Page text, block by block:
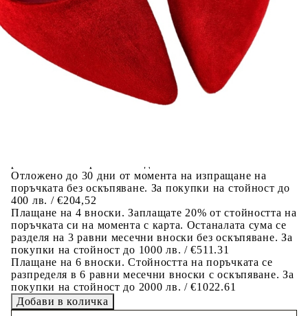
Предоставената таблица е с информационна цел.
Добавете продукта в количката си с бутона "Добави в
количката" и при поръчка ще можете да изберете броя
вноски на кредита.
Предоставената таблица е с информационна цел.
Добавете продукта в количката си с бутона "Добави в
количката" и при поръчка ще можете да изберете броя
Отложено до 30 дни от момента на изпращане на
поръчката без оскъпяване. За покупки на стойност до
400 лв. / €204,52
Плащане на 4 вноски. Заплащате 20% от стойността на
поръчката си на момента с карта. Останалата сума се
разделя на 3 равни месечни вноски без оскъпяване. За
покупки на стойност до 1000 лв. / €511.31
Плащане на 6 вноски. Стойността на поръчката се
разпределя в 6 равни месечни вноски с оскъпяване. За
покупки на стойност до 2000 лв. / €1022.61